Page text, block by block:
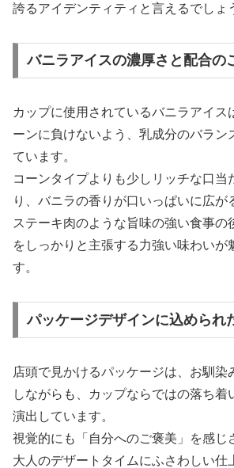
誇るアイデンティティと言えるでしょ
バニラアイスの濃厚さと配合の
カップに使用されているバニラアイス
ーンに負けないよう、乳成分のバラン
ています。
コーンタイプよりも少しリッチな口当
り、バニラの香りが口いっぱいに広が
ステーキ肉のような旨味の強い食事の
をしっかりと主張する力強い味わいが
す。
パッケージデザインに込められ
店頭で見かけるパッケージは、お馴染
しながらも、カップならではの落ち着
演出しています。
視覚的にも「自分へのご褒美」を感じ
大人のデザートタイムにふさわしい仕